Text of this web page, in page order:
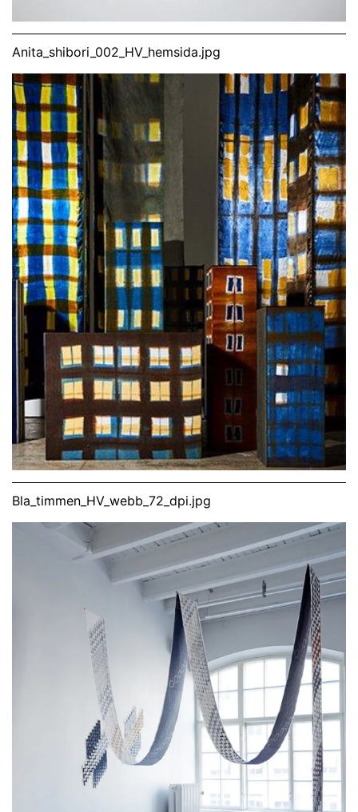
Anita_shibori_002_HV_hemsida.jpg
Bla_timmen_HV_webb_72_dpi.jpg